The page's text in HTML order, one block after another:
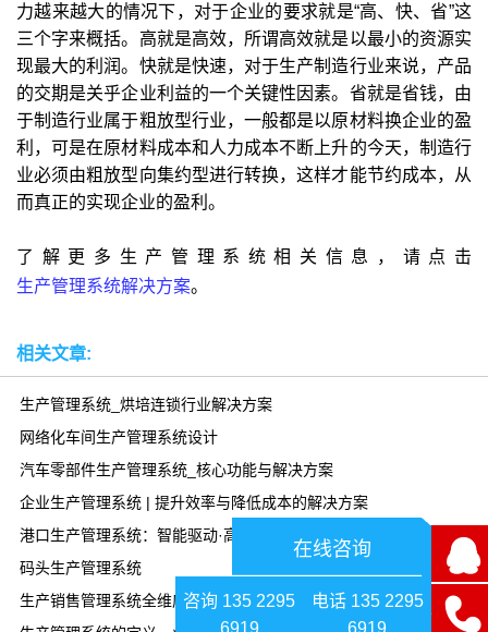
力越来越大的情况下，对于企业的要求就是“高、快、省”这
三个字来概括。高就是高效，所谓高效就是以最小的资源实
现最大的利润。快就是快速，对于生产制造行业来说，产品
的交期是关乎企业利益的一个关键性因素。省就是省钱，由
于制造行业属于粗放型行业，一般都是以原材料换企业的盈
利，可是在原材料成本和人力成本不断上升的今天，制造行
业必须由粗放型向集约型进行转换，这样才能节约成本，从
而真正的实现企业的盈利。
了解更多生产管理系统相关信息，请点击
生产管理系统解决方案。
相关文章:
生产管理系统_烘培连锁行业解决方案
网络化车间生产管理系统设计
汽车零部件生产管理系统_核心功能与解决方案
企业生产管理系统 | 提升效率与降低成本的解决方案
港口生产管理系统：智能驱动·高效协同
码头生产管理系统
生产销售管理系统全维度解析
在线咨询
咨询 135 2295
6919
电话 135 2295
6919